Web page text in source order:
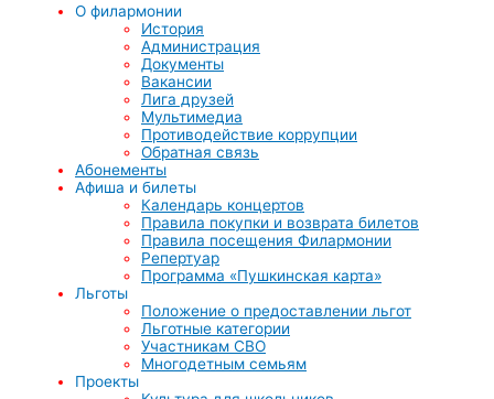
О филармонии
История
Администрация
Документы
Вакансии
Лига друзей
Мультимедиа
Противодействие коррупции
Обратная связь
Абонементы
Афиша и билеты
Календарь концертов
Правила покупки и возврата билетов
Правила посещения Филармонии
Репертуар
Программа «Пушкинская карта»
Льготы
Положение о предоставлении льгот
Льготные категории
Участникам СВО
Многодетным семьям
Проекты